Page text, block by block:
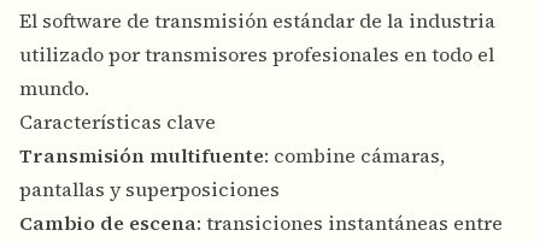
El software de transmisión estándar de la industria
utilizado por transmisores profesionales en todo el
mundo.
Características clave
Transmisión multifuente: combine cámaras,
pantallas y superposiciones
Cambio de escena: transiciones instantáneas entre